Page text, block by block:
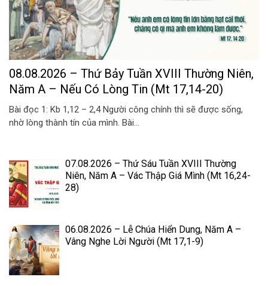
08.08.2026 – Thứ Bảy Tuần XVIII Thường Niên,
Năm A – Nếu Có Lòng Tin (Mt 17,14-20)
Bài đọc 1: Kb 1,12 – 2,4 Người công chính thì sẽ được sống,
nhờ lòng thành tín của mình. Bài...
07.08.2026 – Thứ Sáu Tuần XVIII Thường
Niên, Năm A – Vác Thập Giá Mình (Mt 16,24-
28)
06.08.2026 – Lễ Chúa Hiển Dung, Năm A –
Vâng Nghe Lời Người (Mt 17,1-9)